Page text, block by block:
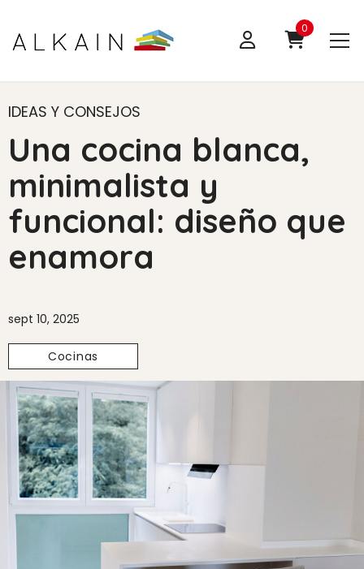
0
IDEAS Y CONSEJOS
Una cocina blanca,
minimalista y
funcional: diseño que
enamora
sept 10, 2025
Cocinas